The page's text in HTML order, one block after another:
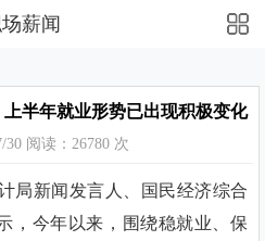
薪闻
半年就业形势已出现积极变化
30 阅读：26780 次
局新闻发言人、国民经济综合
，今年以来，围绕稳就业、保